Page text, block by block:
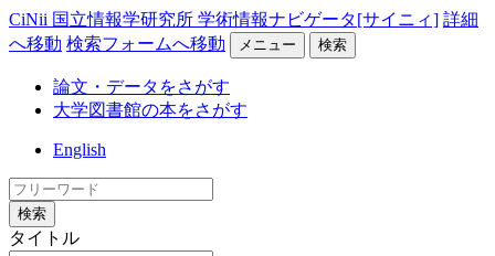
CiNii 国立情報学研究所 学術情報ナビゲータ[サイニィ] 詳細
へ移動 検索フォームへ移動 メニュー 検索
論文・データをさがす
大学図書館の本をさがす
English
検索
タイトル